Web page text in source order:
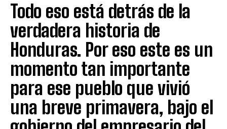
Todo eso está detrás de la
verdadera historia de
Honduras. Por eso este es un
momento tan importante
para ese pueblo que vivió
una breve primavera, bajo el